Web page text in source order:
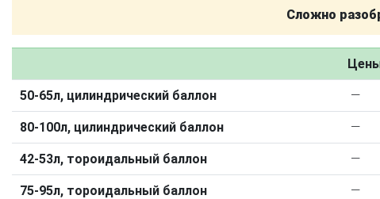
Установка редуктора
Регистрация ГБО в ГИБДД
Штрафы в 2026 году
Документы для регистрации
Свидетельство на ГБО
Сложно
50-65л, цилиндрический баллон —
80-100л, цилиндрический баллон —
42-53л, тороидальный баллон —
75-95л, тороидальный баллон —